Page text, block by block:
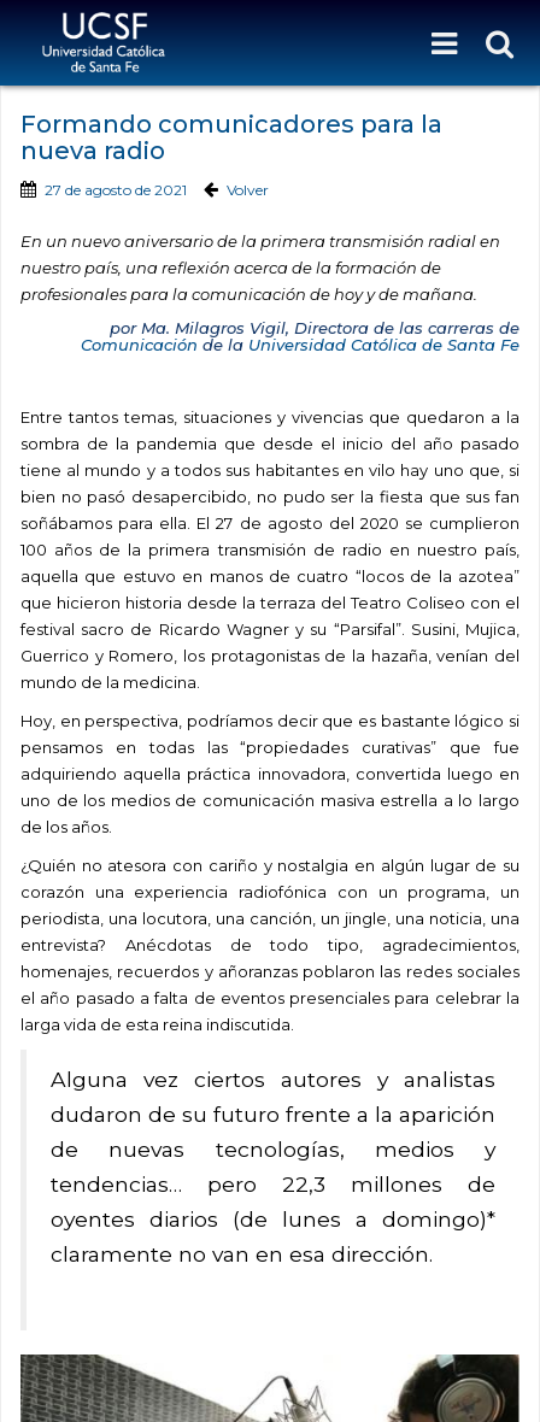
Formando comunicadores para la
nueva radio
27 de agosto de 2021 Volver
En un nuevo aniversario de la primera transmisión radial en
nuestro país, una reflexión acerca de la formación de
profesionales para la comunicación de hoy y de mañana.
por Ma. Milagros Vigil, Directora de las carreras de
Comunicación de la Universidad Católica de Santa Fe
Entre tantos temas, situaciones y vivencias que quedaron a la
sombra de la pandemia que desde el inicio del año pasado
tiene al mundo y a todos sus habitantes en vilo hay uno que, si
bien no pasó desapercibido, no pudo ser la fiesta que sus fan
soñábamos para ella. El 27 de agosto del 2020 se cumplieron
100 años de la primera transmisión de radio en nuestro país,
aquella que estuvo en manos de cuatro “locos de la azotea”
que hicieron historia desde la terraza del Teatro Coliseo con el
festival sacro de Ricardo Wagner y su “Parsifal”. Susini, Mujica,
Guerrico y Romero, los protagonistas de la hazaña, venían del
mundo de la medicina.
Hoy, en perspectiva, podríamos decir que es bastante lógico si
pensamos en todas las “propiedades curativas” que fue
adquiriendo aquella práctica innovadora, convertida luego en
uno de los medios de comunicación masiva estrella a lo largo
de los años.
¿Quién no atesora con cariño y nostalgia en algún lugar de su
corazón una experiencia radiofónica con un programa, un
periodista, una locutora, una canción, un jingle, una noticia, una
entrevista? Anécdotas de todo tipo, agradecimientos,
homenajes, recuerdos y añoranzas poblaron las redes sociales
el año pasado a falta de eventos presenciales para celebrar la
larga vida de esta reina indiscutida.
Alguna vez ciertos autores y analistas
dudaron de su futuro frente a la aparición
de nuevas tecnologías, medios y
tendencias… pero 22,3 millones de
oyentes diarios (de lunes a domingo)*
claramente no van en esa dirección.